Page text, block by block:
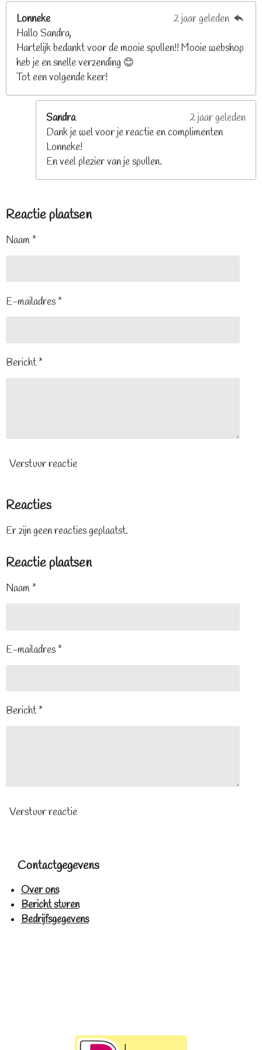
Lonneke
2 jaar geleden
Hallo Sandra,
Hartelijk bedankt voor de mooie spullen!! Mooie webshop
heb je en snelle verzending 😊
Tot een volgende keer!
Sandra
2 jaar geleden
Dank je wel voor je reactie en complimenten
Lonneke!
En veel plezier van je spullen.
Reactie plaatsen
Naam *
E-mailadres *
Bericht *
Verstuur reactie
Reacties
Er zijn geen reacties geplaatst.
Reactie plaatsen
Naam *
E-mailadres *
Bericht *
Verstuur reactie
Contactgegevens
Over ons
Bericht sturen
Bedrijfsgegevens